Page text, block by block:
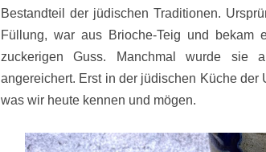
Bestandteil der jüdischen Traditionen.
Füllung, war aus Brioche-Teig und bekam
zuckerigen Guss. Manchmal wurde sie
angereichert. Erst in der jüdischen Küche der
was wir heute kennen und mögen.